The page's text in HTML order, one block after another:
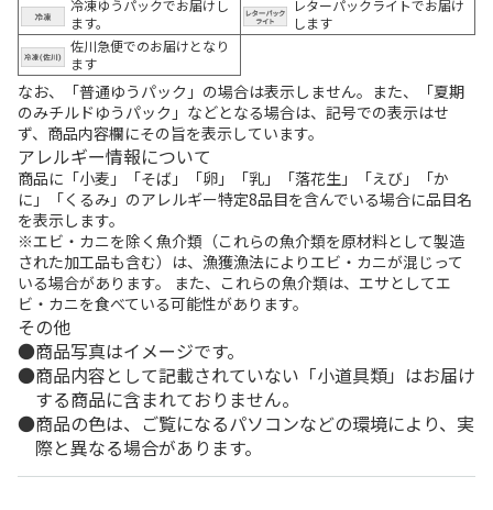
冷凍ゆうパックでお届けし
ます。
レターパックライトでお届け
します
佐川急便でのお届けとなり
ます
なお、「普通ゆうパック」の場合は表示しません。また、「夏期
のみチルドゆうパック」などとなる場合は、記号での表示はせ
ず、商品内容欄にその旨を表示しています。
アレルギー情報について
商品に「小麦」「そば」「卵」「乳」「落花生」「えび」「か
に」「くるみ」のアレルギー特定8品目を含んでいる場合に品目名
を表示します。
※エビ・カニを除く魚介類（これらの魚介類を原材料として製造
された加工品も含む）は、漁獲漁法によりエビ・カニが混じって
いる場合があります。 また、これらの魚介類は、エサとしてエ
ビ・カニを食べている可能性があります。
その他
商品写真はイメージです。
商品内容として記載されていない「小道具類」はお届け
する商品に含まれておりません。
商品の色は、ご覧になるパソコンなどの環境により、実
際と異なる場合があります。